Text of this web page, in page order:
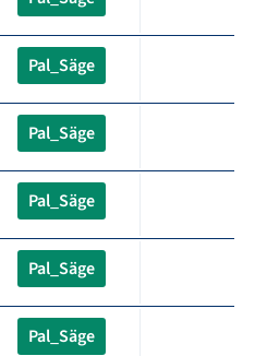
Pal_Säge
Pal_Säge
Pal_Säge
Pal_Säge
Pal_Säge